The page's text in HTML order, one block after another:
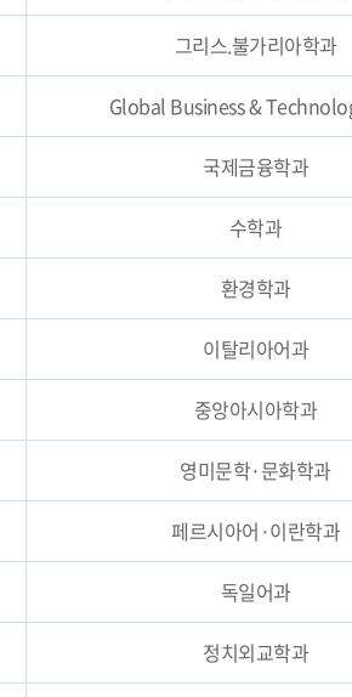
그리스.불가리아학과
Global Business &
국제금융학과
수학과
환경학과
이탈리아어과
중앙아시아학과
영미문학·문화학과
페르시아어·이란학과
독일어과
정치외교학과